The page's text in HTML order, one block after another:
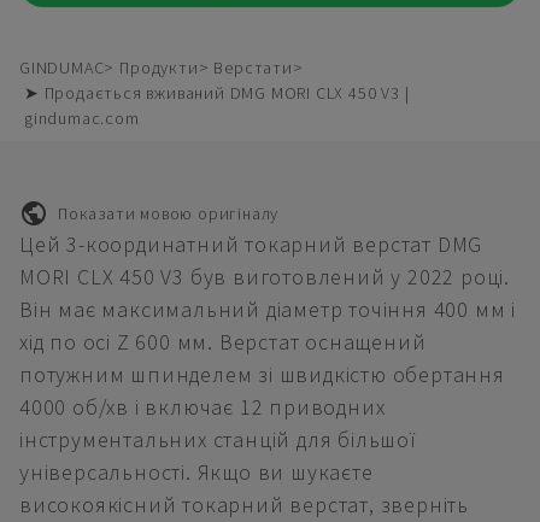
GINDUMAC Продукти
Верстати
➤ Продається вживаний DMG MORI CLX 450 V3 |
gindumac.com
Показати мовою оригіналу
Цей 3-координатний токарний верстат DMG
MORI CLX 450 V3 був виготовлений у 2022 році.
Він має максимальний діаметр точіння 400 мм і
хід по осі Z 600 мм. Верстат оснащений
потужним шпинделем зі швидкістю обертання
4000 об/хв і включає 12 приводних
інструментальних станцій для більшої
універсальності. Якщо ви шукаєте
високоякісний токарний верстат, зверніть